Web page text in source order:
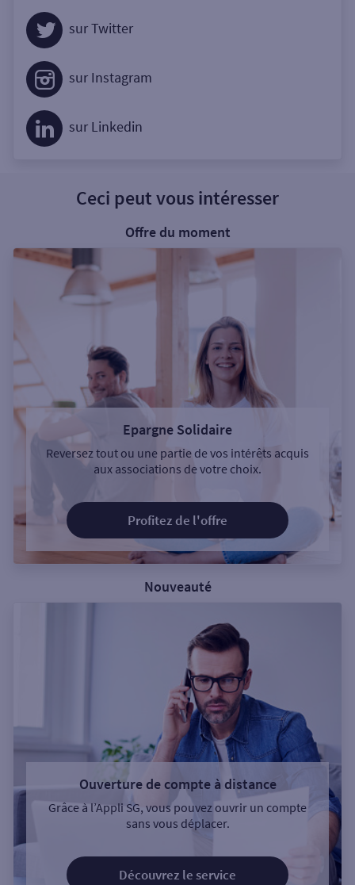
sur Twitter
sur Instagram
sur Linkedin
Ceci peut vous intéresser
Offre du moment
Epargne Solidaire
Reversez tout ou une partie de vos intérêts acquis
aux associations de votre choix.
Profitez de l'offre
Nouveauté
Ouverture de compte à distance
Grâce à l’Appli SG, vous pouvez ouvrir un compte
sans vous déplacer.
Découvrez le service